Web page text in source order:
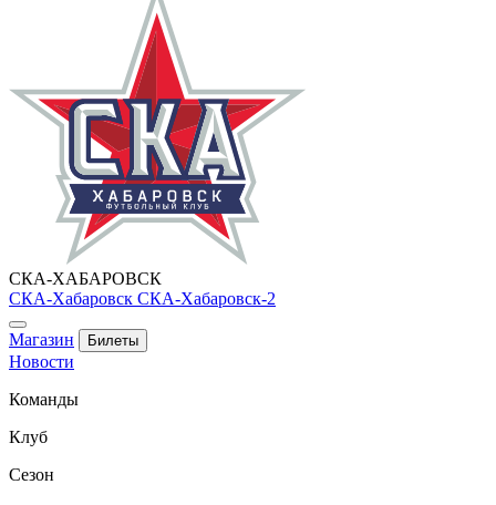
СКА-ХАБАРОВСК
СКА-Хабаровск СКА-Хабаровск-2
Магазин Билеты
Новости
Команды
Клуб
Сезон